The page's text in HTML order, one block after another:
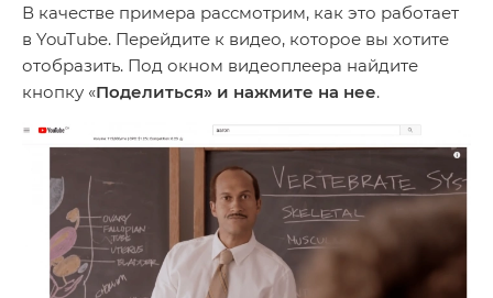
В качестве примера рассмотрим, как это работает
в YouTube. Перейдите к видео, которое вы хотите
отобразить. Под окном видеоплеера найдите
кнопку «Поделиться» и нажмите на нее.